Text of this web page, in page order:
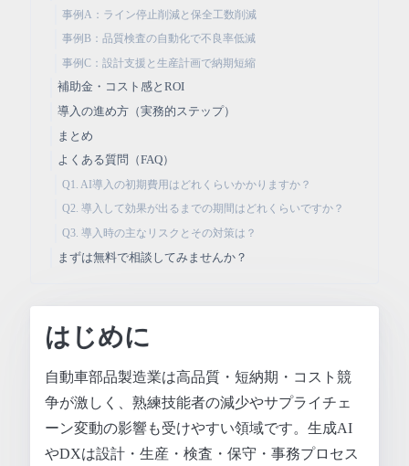
事例A：ライン停止削減と保全工数削減
事例B：品質検査の自動化で不良率低減
事例C：設計支援と生産計画で納期短縮
補助金・コスト感とROI
導入の進め方（実務的ステップ）
まとめ
よくある質問（FAQ）
Q1. AI導入の初期費用はどれくらいかかりますか？
Q2. 導入して効果が出るまでの期間はどれくらいですか？
Q3. 導入時の主なリスクとその対策は？
まずは無料で相談してみませんか？
はじめに
自動車部品製造業は高品質・短納期・コスト競
争が激しく、熟練技能者の減少やサプライチェ
ーン変動の影響も受けやすい領域です。生成AI
やDXは設計・生産・検査・保守・事務プロセス